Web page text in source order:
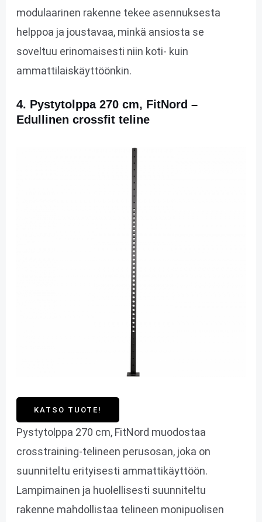
modulaarinen rakenne tekee asennuksesta
helppoa ja joustavaa, minkä ansiosta se
soveltuu erinomaisesti niin koti- kuin
ammattilaiskäyttöönkin.
4. Pystytolppa 270 cm, FitNord –
Edullinen crossfit teline
KATSO TUOTE!
Pystytolppa 270 cm, FitNord muodostaa
crosstraining-telineen perusosan, joka on
suunniteltu erityisesti ammattikäyttöön.
Lampimainen ja huolellisesti suunniteltu
rakenne mahdollistaa telineen monipuolisen